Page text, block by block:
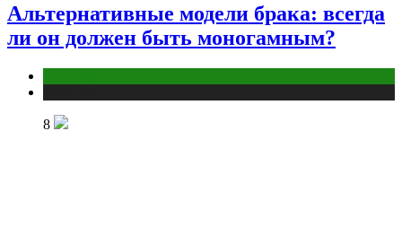
Альтернативные модели брака: всегда
ли он должен быть моногамным?
8